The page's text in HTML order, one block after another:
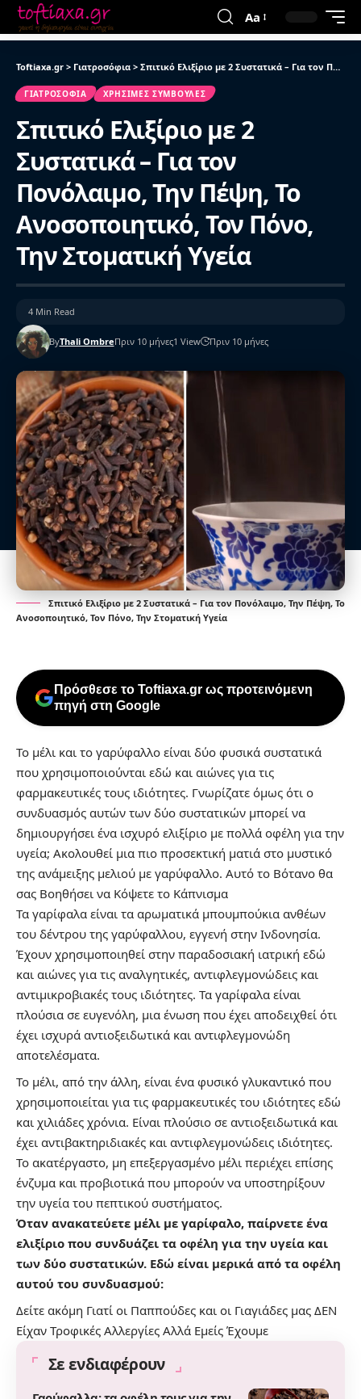
Aa
Toftiaxa.gr > Γιατροσόφια > Σπιτικό Ελιξίριο με 2 Συστατικά – Για τον Πονόλαιμο, Την Πέψη, Το Ανοσοποιητικό, Τον Πόνο, Την Στοματική Υγεία
ΓΙΑΤΡΟΣΌΦΙΑ ΧΡΉΣΙΜΕΣ ΣΥΜΒΟΥΛΈΣ
Σπιτικό Ελιξίριο με 2
Συστατικά – Για τον
Πονόλαιμο, Την Πέψη, Το
Ανοσοποιητικό, Τον Πόνο,
Την Στοματική Υγεία
ByThali OmbreΠριν 10 μήνες1 View Πριν 10 μήνες
4 Min Read
Σπιτικό Ελιξίριο με 2 Συστατικά – Για τον Πονόλαιμο, Την Πέψη, Το
Ανοσοποιητικό, Τον Πόνο, Την Στοματική Υγεία
Πρόσθεσε το Toftiaxa.gr ως προτεινόμενη
πηγή στη Google
Το μέλι και το γαρύφαλλο είναι δύο φυσικά συστατικά
που χρησιμοποιούνται εδώ και αιώνες για τις
φαρμακευτικές τους ιδιότητες. Γνωρίζατε όμως ότι ο
συνδυασμός αυτών των δύο συστατικών μπορεί να
δημιουργήσει ένα ισχυρό ελιξίριο με πολλά οφέλη για την
υγεία; Ακολουθεί μια πιο προσεκτική ματιά στο μυστικό
της ανάμειξης μελιού με γαρύφαλλο. Αυτό το Βότανο θα
σας Βοηθήσει να Κόψετε το Κάπνισμα
Τα γαρίφαλα είναι τα αρωματικά μπουμπούκια ανθέων
του δέντρου της γαρύφαλλου, εγγενή στην Ινδονησία.
Έχουν χρησιμοποιηθεί στην παραδοσιακή ιατρική εδώ
και αιώνες για τις αναλγητικές, αντιφλεγμονώδεις και
αντιμικροβιακές τους ιδιότητες. Τα γαρίφαλα είναι
πλούσια σε ευγενόλη, μια ένωση που έχει αποδειχθεί ότι
έχει ισχυρά αντιοξειδωτικά και αντιφλεγμονώδη
αποτελέσματα.
Το μέλι, από την άλλη, είναι ένα φυσικό γλυκαντικό που
χρησιμοποιείται για τις φαρμακευτικές του ιδιότητες εδώ
και χιλιάδες χρόνια. Είναι πλούσιο σε αντιοξειδωτικά και
έχει αντιβακτηριδιακές και αντιφλεγμονώδεις ιδιότητες.
Το ακατέργαστο, μη επεξεργασμένο μέλι περιέχει επίσης
ένζυμα και προβιοτικά που μπορούν να υποστηρίξουν
την υγεία του πεπτικού συστήματος.
Όταν ανακατεύετε μέλι με γαρίφαλο, παίρνετε ένα
ελιξίριο που συνδυάζει τα οφέλη για την υγεία και
των δύο συστατικών. Εδώ είναι μερικά από τα οφέλη
αυτού του συνδυασμού:
Δείτε ακόμη Γιατί οι Παππούδες και οι Γιαγιάδες μας ΔΕΝ
Είχαν Τροφικές Αλλεργίες Αλλά Εμείς Έχουμε
Σε ενδιαφέρουν